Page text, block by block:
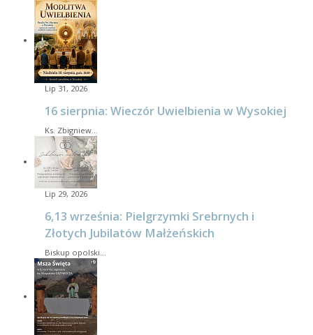
Lip 31, 2026
16 sierpnia: Wieczór Uwielbienia w Wysokiej
Ks. Zbigniew…
Lip 29, 2026
6,13 września: Pielgrzymki Srebrnych i
Złotych Jubilatów Małżeńskich
Biskup opolski…